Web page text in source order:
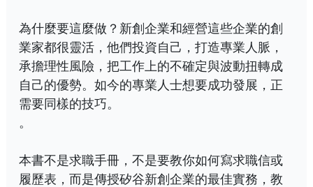
為什麼要這麼做？新創企業和經營這些企業的創
業家都很靈活，他們投資自己，打造專業人脈，
承擔理性風險，把工作上的不確定與波動扭轉成
自己的優勢。如今的專業人士想要成功發展，正
需要同樣的技巧。
。
本書不是求職手冊，不是要教你如何寫求職信或
履歷表，而是傳授矽谷新創企業的最佳實務，教